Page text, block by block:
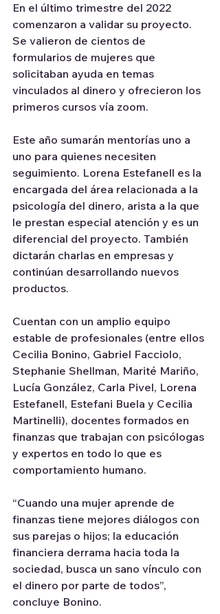
En el último trimestre del 2022
comenzaron a validar su proyecto.
Se valieron de cientos de
formularios de mujeres que
solicitaban ayuda en temas
vinculados al dinero y ofrecieron los
primeros cursos vía zoom.
Este año sumarán mentorías uno a
uno para quienes necesiten
seguimiento. Lorena Estefanell es la
encargada del área relacionada a la
psicología del dinero, arista a la que
le prestan especial atención y es un
diferencial del proyecto. También
dictarán charlas en empresas y
continúan desarrollando nuevos
productos.
Cuentan con un amplio equipo
estable de profesionales (entre ellos
Cecilia Bonino, Gabriel Facciolo,
Stephanie Shellman, Marité Mariño,
Lucía González, Carla Pivel, Lorena
Estefanell, Estefani Buela y Cecilia
Martinelli), docentes formados en
finanzas que trabajan con psicólogas
y expertos en todo lo que es
comportamiento humano.
“Cuando una mujer aprende de
finanzas tiene mejores diálogos con
sus parejas o hijos; la educación
financiera derrama hacia toda la
sociedad, busca un sano vínculo con
el dinero por parte de todos”,
concluye Bonino.